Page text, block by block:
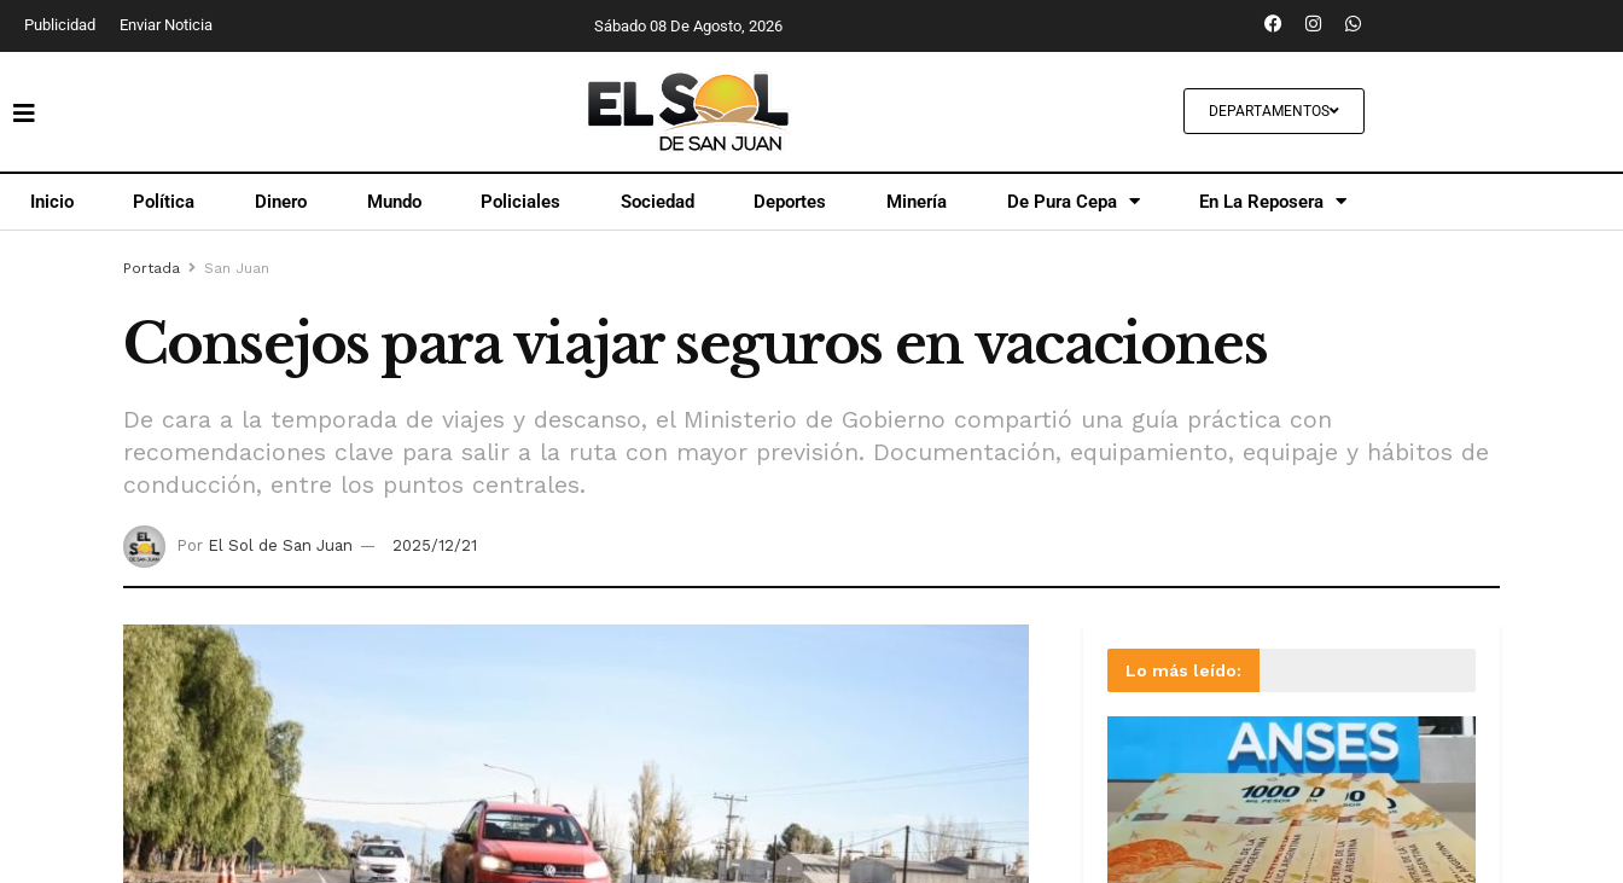
Publicidad Enviar Noticia Sábado 08 De Agosto, 2026
DEPARTAMENTOS
Inicio Política Dinero Mundo Policiales Sociedad Deportes Minería De Pura Cepa En La Reposera
Portada San Juan
Consejos para viajar seguros en vacaciones
De cara a la temporada de viajes y descanso, el Ministerio de Gobierno compartió una guía práctica con
recomendaciones clave para salir a la ruta con mayor previsión. Documentación, equipamiento, equipaje y hábitos de
conducción, entre los puntos centrales.
Por El Sol de San Juan 2025/12/21
Lo más leído: